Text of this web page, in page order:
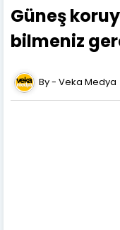
Güneş
bilmeniz
Veka Medya